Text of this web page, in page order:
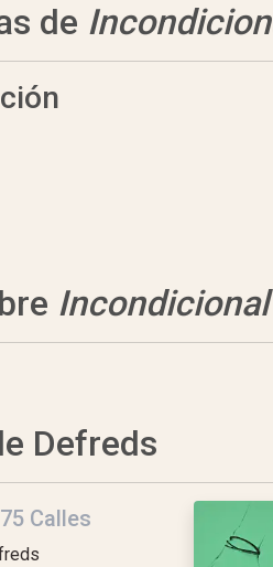
de
Incondicional
Defreds
Calles